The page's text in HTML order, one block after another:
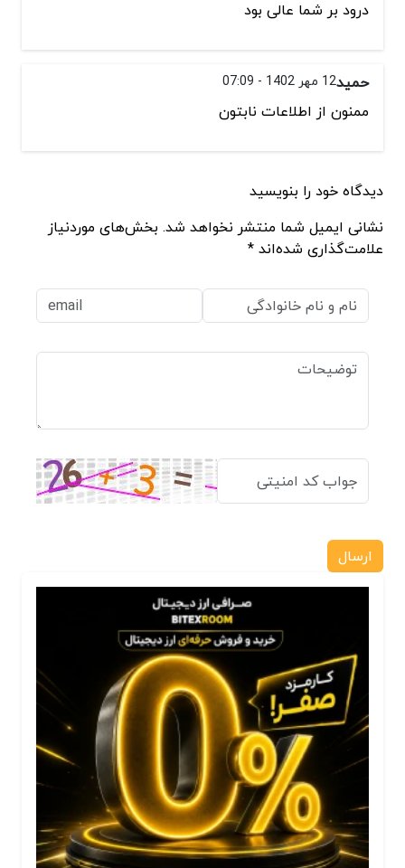
درود بر شما عالی بود
حمید12 مهر 1402 - 07:09
ممنون از اطلاعات نابتون
دیدگاه خود را بنویسید
نشانی ایمیل شما منتشر نخواهد شد. بخش‌های موردنیاز
علامت‌گذاری شده‌اند *
ارسال